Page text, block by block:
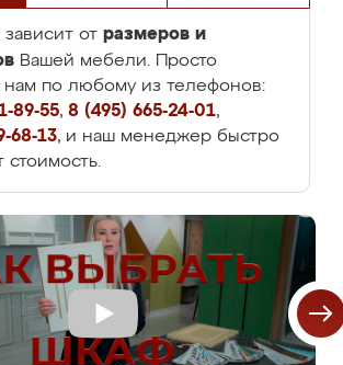
от размеров и
Вашей мебели. Просто
нам по любому из телефонов:
89-55, 8 (495) 665-24-01,
68-13, и наш менеджер быстро
стоимость.